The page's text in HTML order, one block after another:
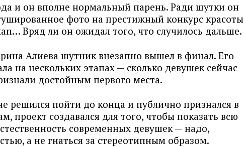
и он вполне нормальный парень. Ради шутки он
фото на престижный конкурс красоты
Вряд ли он ожидал того, что случилось дальше.
Алиева шутник внезапно вышел в финал. Его
на нескольких этапах — сколько девушек сейчас
достойным первого места.
решился пойти до конца и публично признался в
проект создавался для того, чтобы показать всю
современных девушек — надо,
а не гнаться за стереотипным образом.